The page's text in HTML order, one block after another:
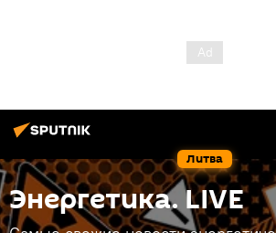
Литва
Энергетика. LIVE